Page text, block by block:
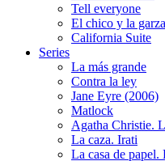
Tell everyone
El chico y la garza
California Suite
Series
La más grande
Contra la ley
Jane Eyre (2006)
Matlock
Agatha Christie.
La caza. Irati
La casa de